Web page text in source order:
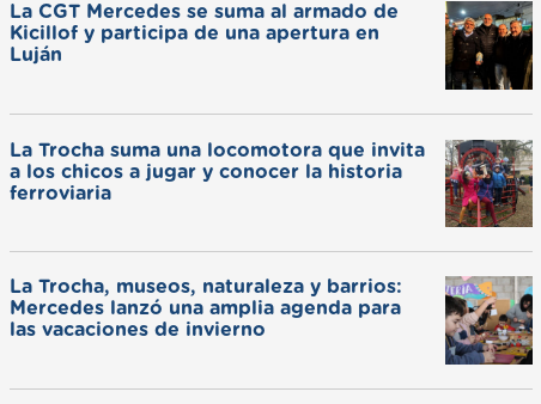
La CGT Mercedes se suma al armado de
Kicillof y participa de una apertura en
Luján
La Trocha suma una locomotora que invita
a los chicos a jugar y conocer la historia
ferroviaria
La Trocha, museos, naturaleza y barrios:
Mercedes lanzó una amplia agenda para
las vacaciones de invierno